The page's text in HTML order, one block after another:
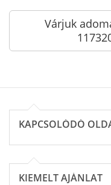
Várjuk
KAPCSOLÓDÓ
KIEMELT AJÁNLAT